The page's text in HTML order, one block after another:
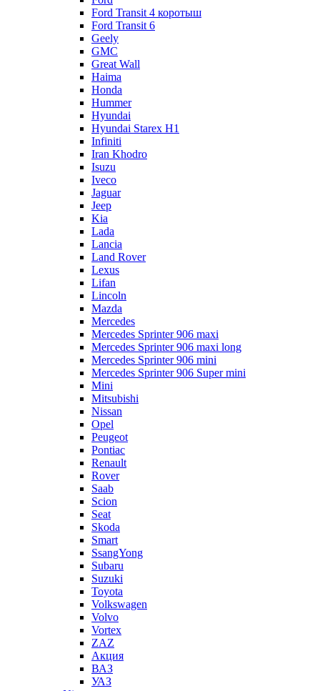
Ford Transit 4 коротыш
Ford Transit 6
Geely
GMC
Great Wall
Haima
Honda
Hummer
Hyundai
Hyundai Starex H1
Infiniti
Iran Khodro
Isuzu
Iveco
Jaguar
Jeep
Kia
Lada
Lancia
Land Rover
Lexus
Lifan
Lincoln
Mazda
Mercedes
Mercedes Sprinter 906 maxi
Mercedes Sprinter 906 maxi long
Mercedes Sprinter 906 mini
Mercedes Sprinter 906 Super mini
Mini
Mitsubishi
Nissan
Opel
Peugeot
Pontiac
Renault
Rover
Saab
Scion
Seat
Skoda
Smart
SsangYong
Subaru
Suzuki
Toyota
Volkswagen
Volvo
Vortex
ZAZ
Акция
ВАЗ
УАЗ